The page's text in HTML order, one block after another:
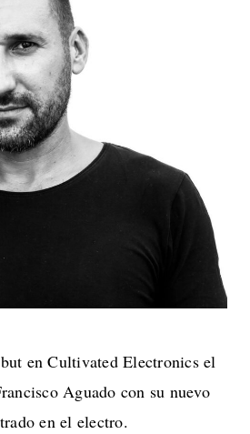
en Cultivated Electronics el
Aguado con su nuevo
en el electro.